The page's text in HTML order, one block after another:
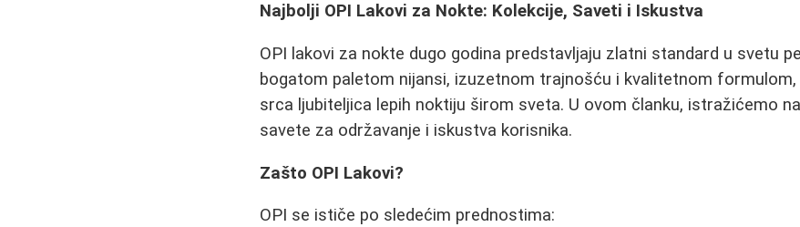
Najbolji OPI Lakovi za Nokte: Kolekcije, Saveti i Iskustva
OPI lakovi za nokte dugo godina predstavljaju zlatni standard u svetu
bogatom paletom nijansi, izuzetnom trajnošću i kvalitetnom formulom,
srca ljubiteljica lepih noktiju širom sveta. U ovom članku, istražićemo
savete za održavanje i iskustva korisnika.
Zašto OPI Lakovi?
OPI se ističe po sledećim prednostima: